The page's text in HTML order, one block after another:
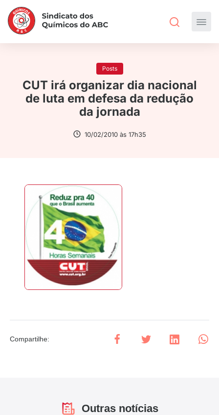
Posts
CUT irá organizar dia nacional
de luta em defesa da redução
da jornada
10/02/2010 às 17h35
Compartilhe:
Outras notícias